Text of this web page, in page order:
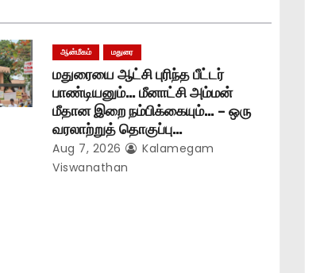
ஆன்மீகம் மதுரை
மதுரையை ஆட்சி புரிந்த பீட்டர்
பாண்டியனும்… மீனாட்சி அம்மன்
மீதான இறை நம்பிக்கையும்… – ஒரு
வரலாற்றுத் தொகுப்பு…
Aug 7, 2026
Kalamegam
Viswanathan